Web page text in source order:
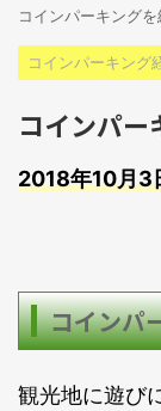
コインパーキングを
コインパーキング
コインパー
2018年10月3
コインパ
観光地に遊び